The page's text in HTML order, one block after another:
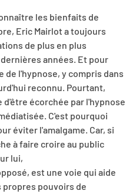
les bienfaits de
Eric Mairlot a toujours
de plus en plus
années. Et pour
l'hypnose, y compris dans
reconnu. Pourtant,
écorchée par l'hypnose
C'est pourquoi
éviter l'amalgame. Car, si
à faire croire au public
lui,
est une voie qui aide
pouvoirs de